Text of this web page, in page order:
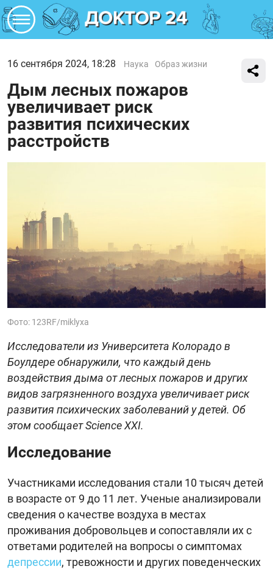
16 сентября 2024, 18:28 Наука Образ жизни
Дым лесных пожаров
увеличивает риск
развития психических
расстройств
Фото: 123RF/miklyxa
Исследователи из Университета Колорадо в
Боулдере обнаружили, что каждый день
воздействия дыма от лесных пожаров и других
видов загрязненного воздуха увеличивает риск
развития психических заболеваний у детей. Об
этом сообщает Science XXI.
Исследование
Участниками исследования стали 10 тысяч детей
в возрасте от 9 до 11 лет. Ученые анализировали
сведения о качестве воздуха в местах
проживания добровольцев и сопоставляли их с
ответами родителей на вопросы о симптомах
депрессии, тревожности и других поведенческих